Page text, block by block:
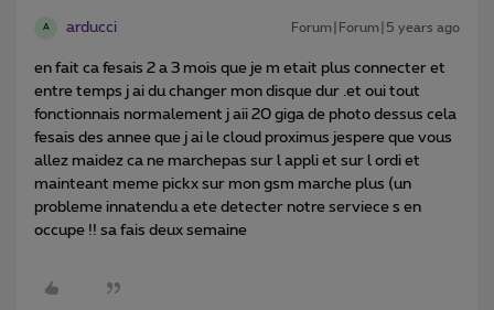
A arducci Forum|Forum|5 years ago
en fait ca fesais 2 a 3 mois que je m etait plus connecter et
entre temps j ai du changer mon disque dur .et oui tout
fonctionnais normalement j aii 20 giga de photo dessus cela
fesais des annee que j ai le cloud proximus jespere que vous
allez maidez ca ne marchepas sur l appli et sur l ordi et
mainteant meme pickx sur mon gsm marche plus (un
probleme innatendu a ete detecter notre serviece s en
occupe !! sa fais deux semaine